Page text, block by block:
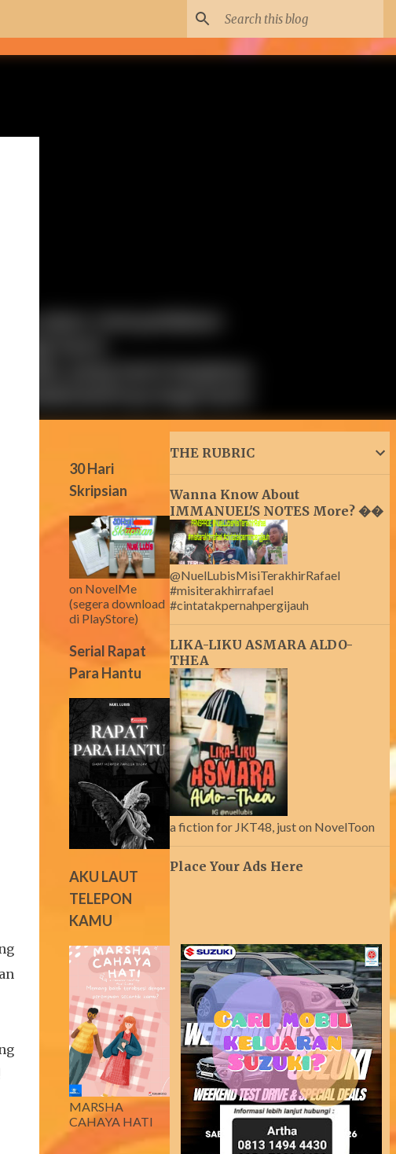
30 Hari
Skripsian
on NovelMe
(segera download
di PlayStore)
Serial Rapat
Para Hantu
AKU LAUT
TELEPON
KAMU
MARSHA
CAHAYA HATI
THE RUBRIC
Wanna Know About
IMMANUEL'S NOTES More? ��
@NuelLubisMisiTerakhirRafael
#misiterakhirrafael
#cintatakpernahpergijauh
LIKA-LIKU ASMARA ALDO-
THEA
a fiction for JKT48, just on NovelToon
Place Your Ads Here